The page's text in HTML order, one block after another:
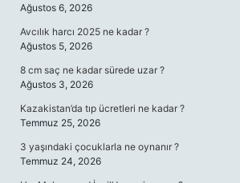
Ağustos 6, 2026
Avcılık harcı 2025 ne kadar ?
Ağustos 5, 2026
8 cm saç ne kadar sürede uzar ?
Ağustos 3, 2026
Kazakistan’da tıp ücretleri ne kadar ?
Temmuz 25, 2026
3 yaşındaki çocuklarla ne oynanır ?
Temmuz 24, 2026